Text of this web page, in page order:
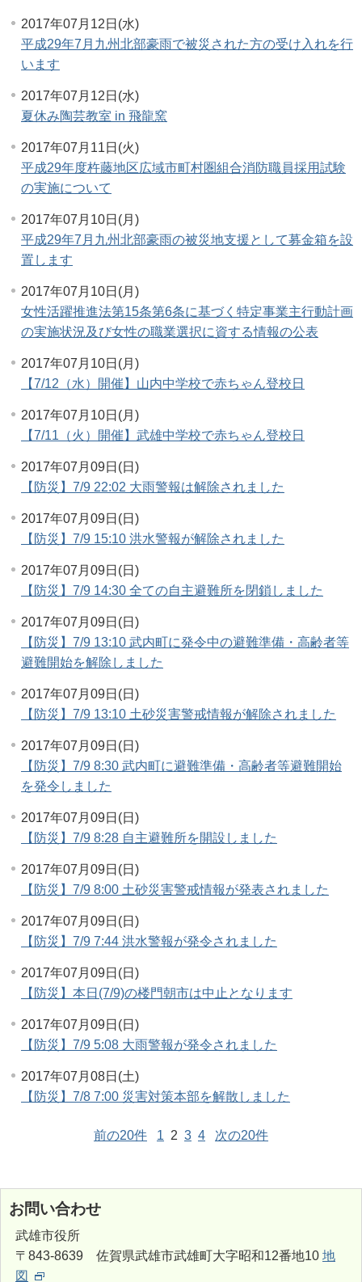
2017年07月12日(水)
平成29年7月九州北部豪雨で被災された方の受け入れを行
います
2017年07月12日(水)
夏休み陶芸教室 in 飛龍窯
2017年07月11日(火)
平成29年度杵藤地区広域市町村圏組合消防職員採用試験
の実施について
2017年07月10日(月)
平成29年7月九州北部豪雨の被災地支援として募金箱を設
置します
2017年07月10日(月)
女性活躍推進法第15条第6条に基づく特定事業主行動計画
の実施状況及び女性の職業選択に資する情報の公表
2017年07月10日(月)
【7/12（水）開催】山内中学校で赤ちゃん登校日
2017年07月10日(月)
【7/11（火）開催】武雄中学校で赤ちゃん登校日
2017年07月09日(日)
【防災】7/9 22:02 大雨警報は解除されました
2017年07月09日(日)
【防災】7/9 15:10 洪水警報が解除されました
2017年07月09日(日)
【防災】7/9 14:30 全ての自主避難所を閉鎖しました
2017年07月09日(日)
【防災】7/9 13:10 武内町に発令中の避難準備・高齢者等
避難開始を解除しました
2017年07月09日(日)
【防災】7/9 13:10 土砂災害警戒情報が解除されました
2017年07月09日(日)
【防災】7/9 8:30 武内町に避難準備・高齢者等避難開始
を発令しました
2017年07月09日(日)
【防災】7/9 8:28 自主避難所を開設しました
2017年07月09日(日)
【防災】7/9 8:00 土砂災害警戒情報が発表されました
2017年07月09日(日)
【防災】7/9 7:44 洪水警報が発令されました
2017年07月09日(日)
【防災】本日(7/9)の楼門朝市は中止となります
2017年07月09日(日)
【防災】7/9 5:08 大雨警報が発令されました
2017年07月08日(土)
【防災】7/8 7:00 災害対策本部を解散しました
前の20件 1 2 3 4 次の20件
お問い合わせ
武雄市役所
〒843-8639 佐賀県武雄市武雄町大字昭和12番地10 地
図